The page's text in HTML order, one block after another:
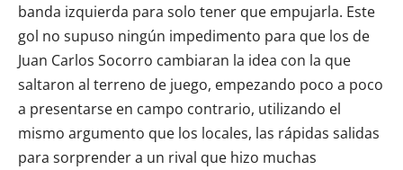
banda izquierda para solo tener que empujarla. Este
gol no supuso ningún impedimento para que los de
Juan Carlos Socorro cambiaran la idea con la que
saltaron al terreno de juego, empezando poco a poco
a presentarse en campo contrario, utilizando el
mismo argumento que los locales, las rápidas salidas
para sorprender a un rival que hizo muchas